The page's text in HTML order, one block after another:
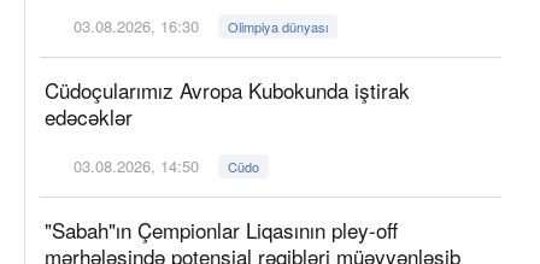
03.08.2026, 16:30 Olimpiya dünyası
Cüdoçularımız Avropa Kubokunda iştirak
edəcəklər
03.08.2026, 14:50 Cüdo
"Sabah"ın Çempionlar Liqasının pley-off
mərhələsində potensial rəqibləri müəyyənləşib